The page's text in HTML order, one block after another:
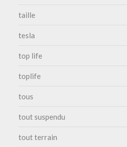
taille
tesla
top life
toplife
tous
tout suspendu
tout terrain